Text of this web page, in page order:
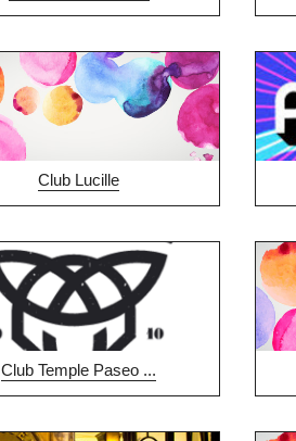
Club Lucille
Club Temple Paseo ...